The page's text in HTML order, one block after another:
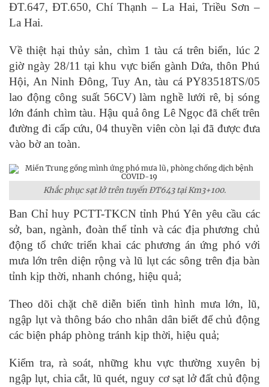
ĐT.647, ĐT.650, Chí Thạnh – La Hai, Triều Sơn –
La Hai.
Về thiệt hại thủy sản, chìm 1 tàu cá trên biển, lúc 2
giờ ngày 28/11 tại khu vực biển gành Dứa, thôn Phú
Hội, An Ninh Đông, Tuy An, tàu cá PY83518TS/05
lao động công suất 56CV) làm nghề lưới rê, bị sóng
lớn đánh chìm tàu. Hậu quả ông Lê Ngọc đã chết trên
đường đi cấp cứu, 04 thuyền viên còn lại đã được đưa
vào bờ an toàn.
Khắc phục sạt lở trên tuyến ĐT643 tại Km3+100.
Ban Chỉ huy PCTT-TKCN tỉnh Phú Yên yêu cầu các
sở, ban, ngành, đoàn thể tỉnh và các địa phương chủ
động tổ chức triển khai các phương án ứng phó với
mưa lớn trên diện rộng và lũ lụt các sông trên địa bàn
tỉnh kịp thời, nhanh chóng, hiệu quả;
Theo dõi chặt chẽ diễn biến tình hình mưa lớn, lũ,
ngập lụt và thông báo cho nhân dân biết để chủ động
các biện pháp phòng tránh kịp thời, hiệu quả;
Kiểm tra, rà soát, những khu vực thường xuyên bị
ngập lụt, chia cắt, lũ quét, nguy cơ sạt lở đất chủ động